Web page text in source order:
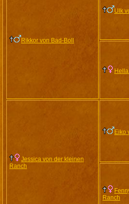
Rikkor von Bad-Boll
Ulk
Jessica von der kleinen
Ranch
Eiko
Ranch